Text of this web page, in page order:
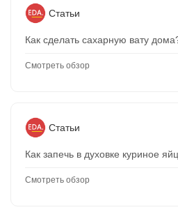
Статьи
Как сделать сахарную вату
Смотреть обзор
Статьи
Как запечь в духовке куриное
Смотреть обзор